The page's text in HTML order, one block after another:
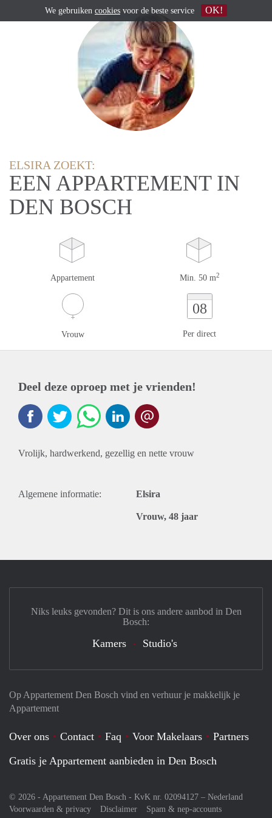
ELSIRA ZOEKT:
EEN APPARTEMENT IN
DEN BOSCH
Appartement Min. 50 m2
Vrouw
08
Per direct
Deel deze oproep met je vrienden!
Vrolijk, hardwerkend, gezellig en nette vrouw
Algemene informatie: Elsira
Vrouw, 48 jaar
Op Appartement Den Bosch vind en verhuur je makkelijk je
Appartement
Over ons Contact Faq Voor Makelaars
Partners
Gratis je Appartement aanbieden in Den Bosch
© 2026 - Appartement Den Bosch - KvK nr. 02094127 – Nederland
Voorwaarden & privacy
Disclaimer
Spam & nep-accounts
Niks leuks gevonden? Dit is ons andere aanbod in Den
Bosch:
Kamers Studio's
We gebruiken cookies voor de beste service OK!